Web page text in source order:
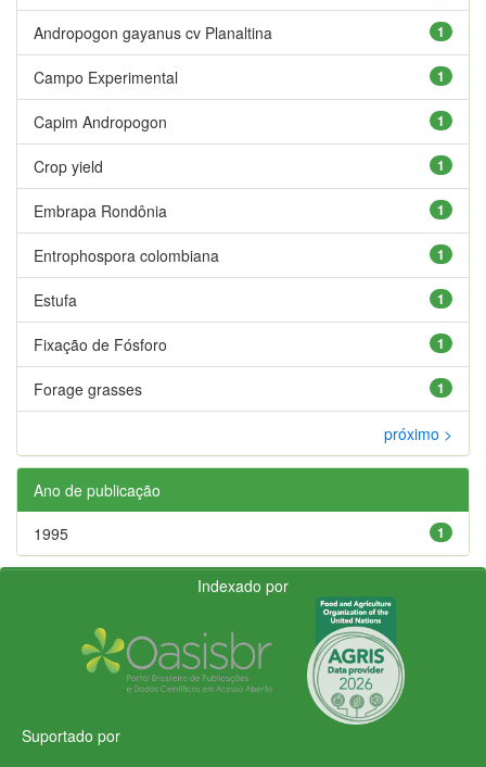
1
Andropogon gayanus cv Planaltina
1
Campo Experimental
1
Capim Andropogon
1
Crop yield
1
Embrapa Rondônia
1
Entrophospora colombiana
1
Estufa
1
Fixação de Fósforo
1
Forage grasses
próximo >
Ano de publicação
1
1995
Indexado por
Suportado por